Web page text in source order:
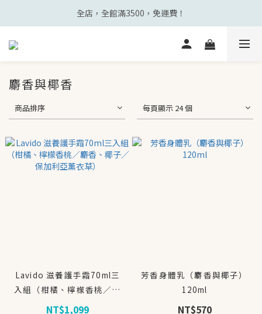
全店，全館滿3500，免運費！
麝香與椰香
商品排序 每頁顯示 24 個
Lavido 滋養護手霜70ml三
入組（柑橘、檸檬香桃／麝
香、椰子／保加利亞薰衣
NT$1,099
芳香身體乳（麝香與椰子）
120ml
NT$570